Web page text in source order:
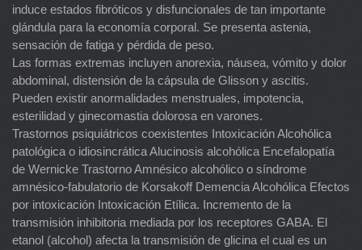
induce estados fibróticos y disfuncionales de tan importante
glándula para la economía corporal. Se presenta astenia,
sensación de fatiga y pérdida de peso.
Las formas extremas incluyen anorexia, náusea, vómito y dolor
abdominal, distensión de la cápsula de Glisson y ascitis.
Pueden existir anormalidades menstruales, impotencia,
esterilidad y ginecomastia dolorosa en varones.
Trastornos psiquiátricos coexistentes Intoxicación Alcohólica
patológica o idiosincrática Alucinosis alcohólica Encefalopatía
de Wernicke Trastorno Amnésico alcohólico o síndrome
amnésico-fabulatorio de Korsakoff Demencia Alcohólica Efectos
por intoxicación Intoxicación Etílica. Incremento de la
transmisión inhibitoria mediada por los receptores GABA. El
etanol (alcohol) afecta la transmisión de glicina el cual es un